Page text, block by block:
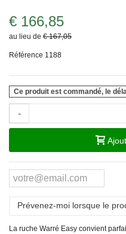
€ 166,85
au lieu de € 167,05
Référence 1188
Ce produit est commandé, le
-
Prévenez-moi lorsque le
La ruche Warré Easy convient